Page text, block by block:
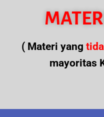
( Materi yang
mayoritas